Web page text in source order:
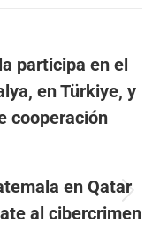
participa en el
en Türkiye, y
cooperación
en Qatar
al cibercrimen